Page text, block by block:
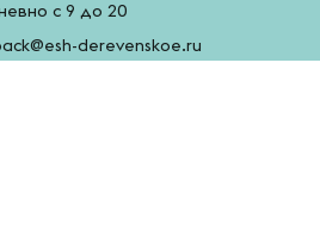
с 9 до 20
derevenskoe.ru